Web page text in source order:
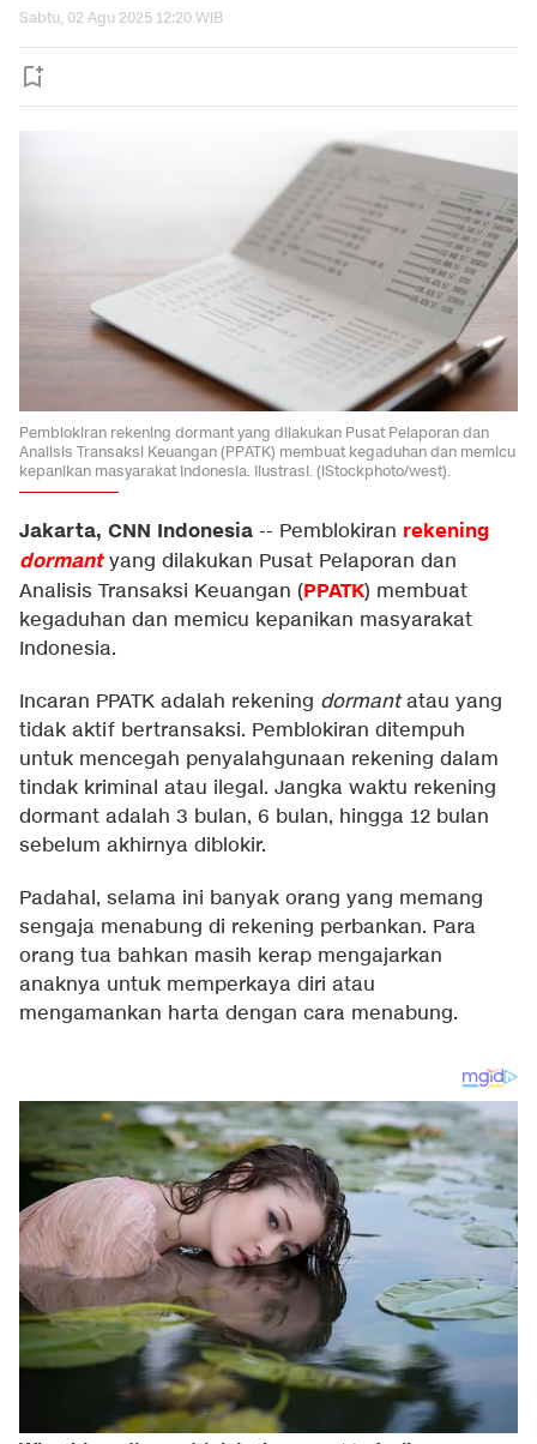
Sabtu, 02 Agu 2025 12:20 WIB
Pemblokiran rekening dormant yang dilakukan Pusat Pelaporan dan
Analisis Transaksi Keuangan (PPATK) membuat kegaduhan dan memicu
kepanikan masyarakat Indonesia. Ilustrasi. (iStockphoto/west).
Jakarta, CNN Indonesia -- Pemblokiran rekening
dormantyang dilakukan Pusat Pelaporan dan
Analisis Transaksi Keuangan (PPATK) membuat
kegaduhan dan memicu kepanikan masyarakat
Indonesia.
Incaran PPATK adalah rekening dormantatau yang
tidak aktif bertransaksi. Pemblokiran ditempuh
untuk mencegah penyalahgunaan rekening dalam
tindak kriminal atau ilegal. Jangka waktu rekening
dormant adalah 3 bulan, 6 bulan, hingga 12 bulan
sebelum akhirnya diblokir.
Padahal, selama ini banyak orang yang memang
sengaja menabung di rekening perbankan. Para
orang tua bahkan masih kerap mengajarkan
anaknya untuk memperkaya diri atau
mengamankan harta dengan cara menabung.